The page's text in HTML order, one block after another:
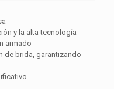
y la alta tecnología
armado
de brida, garantizando